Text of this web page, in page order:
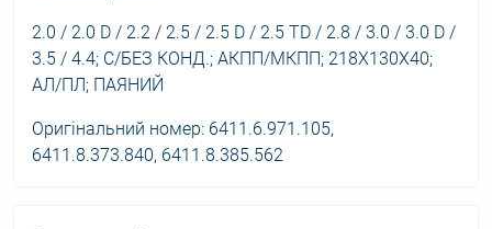
2.0 / 2.0 D / 2.2 / 2.5 / 2.5 D / 2.5 TD / 2.8 / 3.0 / 3.0 D /
3.5 / 4.4; С/БЕЗ КОНД.; АКПП/МКПП; 218X130X40;
АЛ/ПЛ; ПАЯНИЙ
Оригінальний номер: 6411.6.971.105,
6411.8.373.840, 6411.8.385.562